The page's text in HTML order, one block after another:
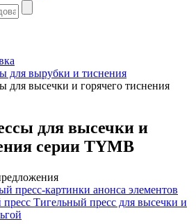
для вырубки и тиснения
для высечки и горячего тиснения
для высечки и
серии TYMB
Тигельный пресс для высечки и